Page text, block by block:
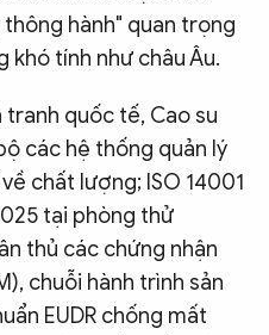
hành" quan trọng
tính như châu Âu.
tranh quốc tế, Cao su
các hệ thống quản lý
chất lượng; ISO 14001
tại phòng thử
thủ các chứng nhận
chuỗi hành trình sản
EUDR chống mất